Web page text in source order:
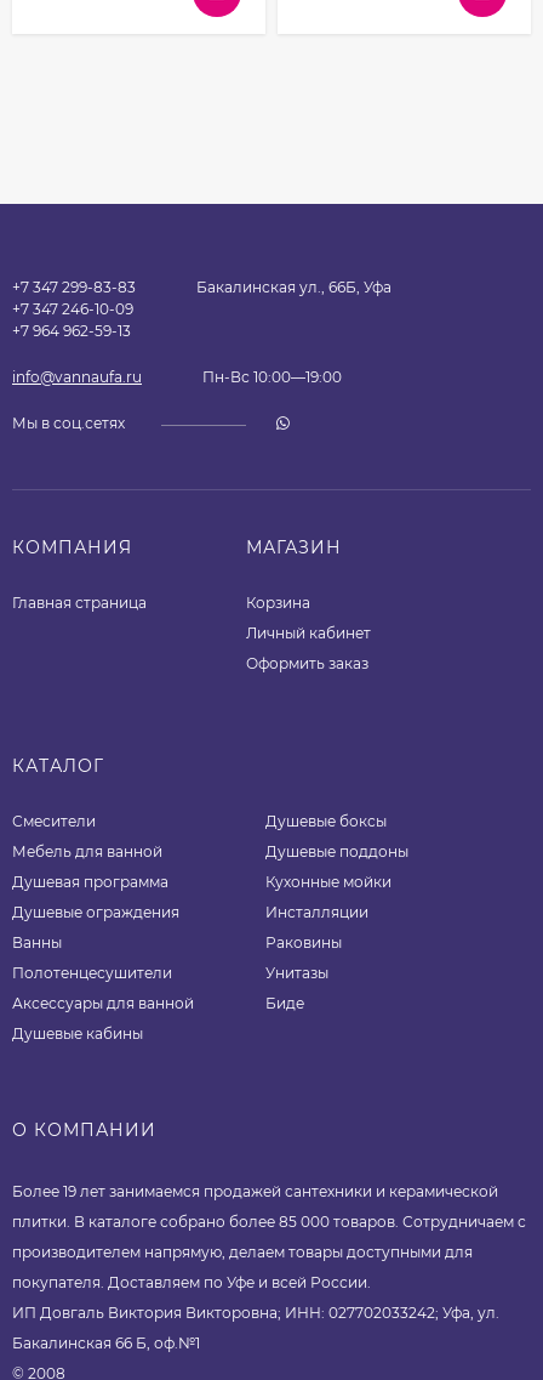
+7 347 299-83-83
+7 347 246-10-09
+7 964 962-59-13
Бакалинская ул., 66Б, Уфа
info@vannaufa.ru Пн-Вс 10:00—19:00
Мы в соц.сетях
КОМПАНИЯ
Главная страница
МАГАЗИН
Корзина
Личный кабинет
Оформить заказ
КАТАЛОГ
Смесители
Мебель для ванной
Душевая программа
Душевые ограждения
Ванны
Полотенцесушители
Аксессуары для ванной
Душевые кабины
Душевые боксы
Душевые поддоны
Кухонные мойки
Инсталляции
Раковины
Унитазы
Биде
О КОМПАНИИ
Более 19 лет занимаемся продажей сантехники и керамической
плитки. В каталоге собрано более 85 000 товаров. Сотрудничаем с
производителем напрямую, делаем товары доступными для
покупателя. Доставляем по Уфе и всей России.
ИП Довгаль Виктория Викторовна; ИНН: 027702033242; Уфа, ул.
Бакалинская 66 Б, оф.№1
© 2008